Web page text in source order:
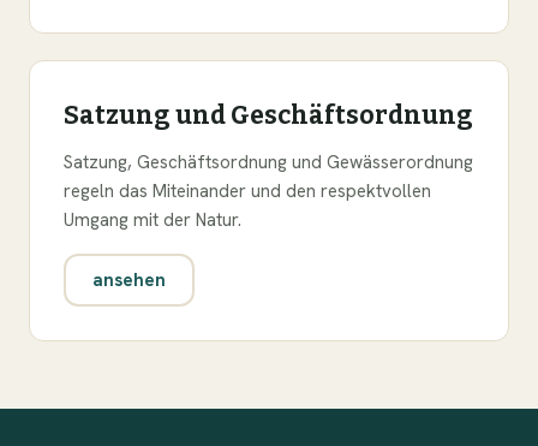
Satzung und Geschäftsordnung
Satzung, Geschäftsordnung und Gewässerordnung
regeln das Miteinander und den respektvollen
Umgang mit der Natur.
ansehen